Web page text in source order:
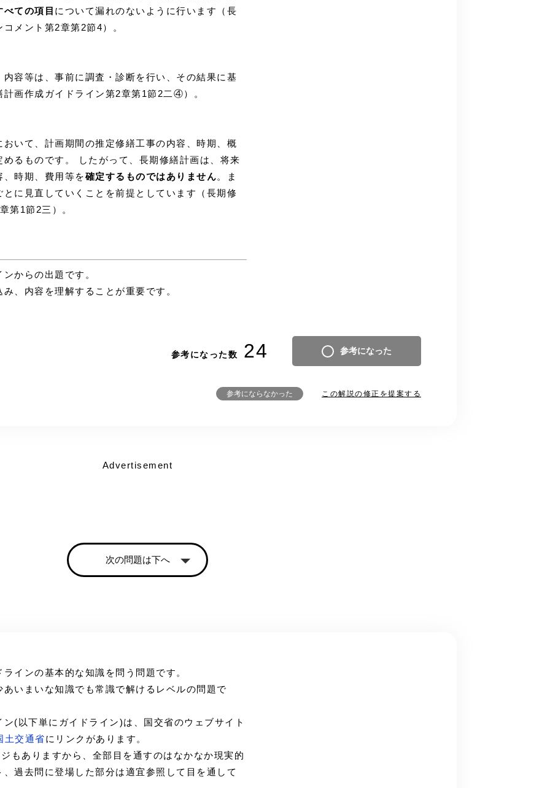
べての項目 について漏れのないように行います（長
メント第2章第2節4）。
容等は、事前に調査・診断を行い、その結果に基
画作成ガイドライン第2章第1節2二④）。
いて、計画期間の推定修繕工事の内容、時期、概
るものです。 したがって、長期修繕計画は、将来
時期、費用等を確定するものではありません。ま
に見直していくことを前提としています（長期修
第1節2三）。
からの出題です。
、内容を理解することが重要です。
参考になった数 24 参考になった
参考にならなかった この解説の修正を提案する
Advertisement
次の問題は下へ
インの基本的な知識を問う問題です。
いまいな知識でも常識で解けるレベルの問題で
(以下単にガイドライン)は、国交省のウェブサイト
土交通省にリンクがあります。
もありますから、全部目を通すのはなかなか現実的
過去問に登場した部分は適宜参照して目を通して